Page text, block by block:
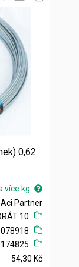
0,62
více kg
Aci Partner
10
54,30 Kč